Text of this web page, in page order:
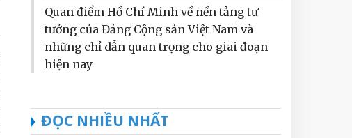
Quan điểm Hồ Chí Minh về nền tảng tư
tưởng của Đảng Cộng sản Việt Nam và
những chỉ dẫn quan trọng cho giai đoạn
hiện nay
ĐỌC NHIỀU NHẤT